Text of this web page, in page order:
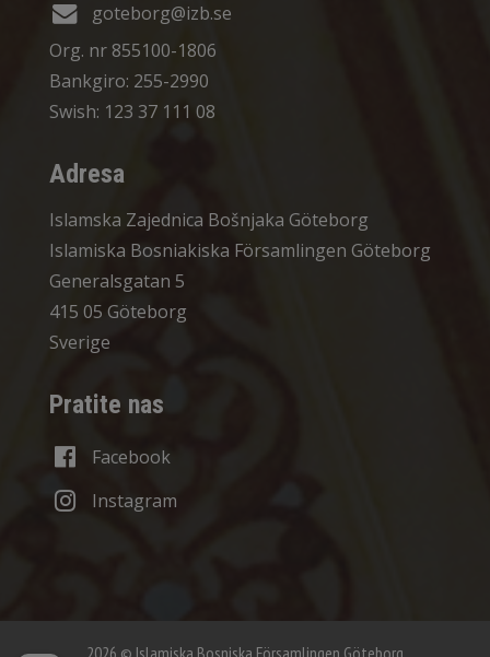
goteborg@izb.se
Org. nr 855100-1806
Bankgiro: 255-2990
Swish: 123 37 111 08
Adresa
Islamska Zajednica Bošnjaka Göteborg
Islamiska Bosniakiska Församlingen Göteborg
Generalsgatan 5
415 05 Göteborg
Sverige
Pratite nas
Facebook
Instagram